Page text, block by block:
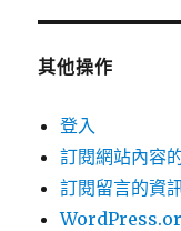
其他操作
登入
訂閱網站內容
訂閱留言的資